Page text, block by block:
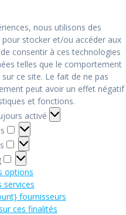
nous utilisons des
stocker et/ou accéder aux
consentir à ces technologies
telles que le comportement
ce site. Le fait de ne pas
peut avoir un effet négatif
et fonctions.
activé
Préférences
Statistiques
Marketing
options
services
fournisseurs
ces finalités